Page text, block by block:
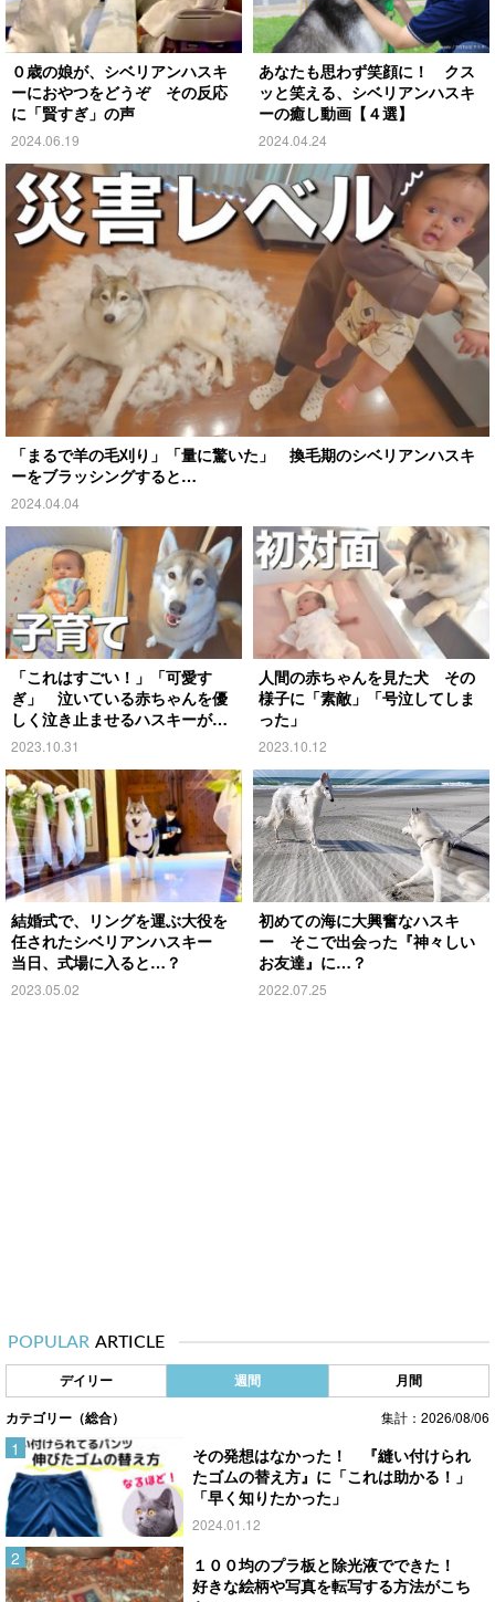
０歳の娘が、シベリアンハスキ
ーにおやつをどうぞ その反応
に「賢すぎ」の声
2024.06.19
あなたも思わず笑顔に！ クス
ッと笑える、シベリアンハスキ
ーの癒し動画【４選】
2024.04.24
「まるで羊の毛刈り」「量に驚いた」 換毛期のシベリアンハスキ
ーをブラッシングすると…
2024.04.04
「これはすごい！」「可愛す
ぎ」 泣いている赤ちゃんを優
しく泣き止ませるハスキーがこ
ちら
2023.10.31
人間の赤ちゃんを見た犬 その
様子に「素敵」「号泣してしま
った」
2023.10.12
結婚式で、リングを運ぶ大役を
任されたシベリアンハスキー
当日、式場に入ると…？
2023.05.02
初めての海に大興奮なハスキ
ー そこで出会った『神々しい
お友達』に…？
2022.07.25
POPULAR ARTICLE
デイリー 週間 月間
カテゴリー（総合） 集計：2026/08/06
その発想はなかった！ 『縫い付けられ
たゴムの替え方』に「これは助かる！」
「早く知りたかった」
2024.01.12
１００均のプラ板と除光液でできた！
好きな絵柄や写真を転写する方法がこち